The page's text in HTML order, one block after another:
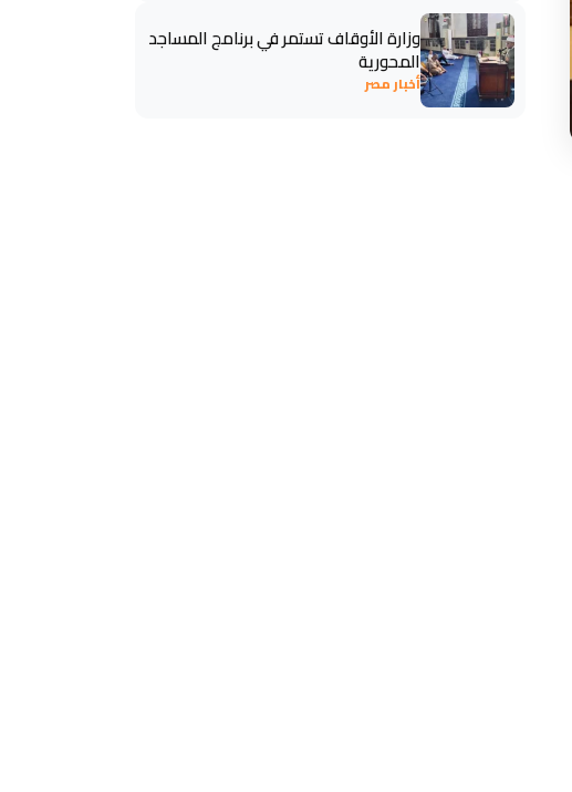
وزارة الأوقاف تستمر في برنامج المساجد
المحورية
أخبار مصر